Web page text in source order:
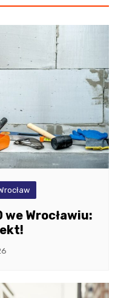
we Wrocławiu: